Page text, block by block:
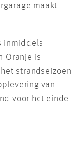
maakt
inmiddels
Oranje is
strandseizoen
van
voor het einde